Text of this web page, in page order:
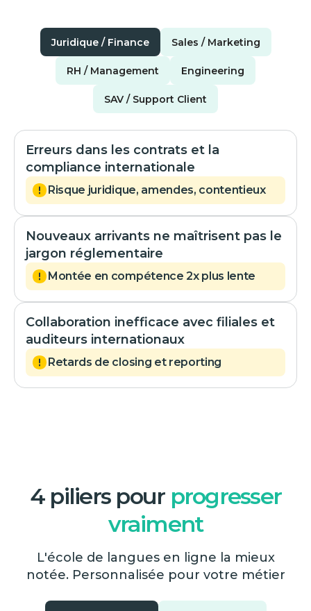
Juridique / Finance Sales / Marketing
RH / Management Engineering
SAV / Support Client
Erreurs dans les contrats et la
compliance internationale
Risque juridique, amendes, contentieux
Nouveaux arrivants ne maîtrisent pas le
jargon réglementaire
Montée en compétence 2x plus lente
Collaboration inefficace avec filiales et
auditeurs internationaux
Retards de closing et reporting
4 piliers pour progresser
vraiment
L'école de langues en ligne la mieux
notée. Personnalisée pour votre métier